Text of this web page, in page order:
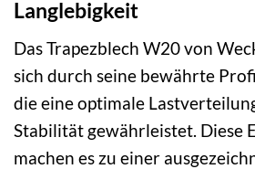
Langlebigkeit
Das Trapezblech W20 von
sich durch seine bewährte
die eine optimale
Stabilität gewährleistet. Diese
machen es zu einer